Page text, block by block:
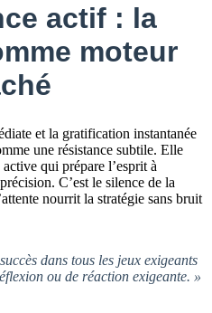
actif : la
moteur
et la gratification instantanée
une résistance subtile. Elle
qui prépare l’esprit à
C’est le silence de la
nourrit la stratégie sans bruit
dans tous les jeux exigeants
ou de réaction exigeante. »